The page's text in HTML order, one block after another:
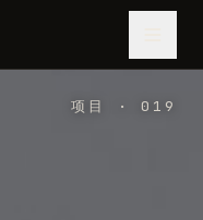
项目 · 019